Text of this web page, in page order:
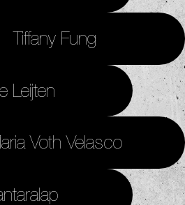
Tiffany Fung
Leijten
Voth Velasco